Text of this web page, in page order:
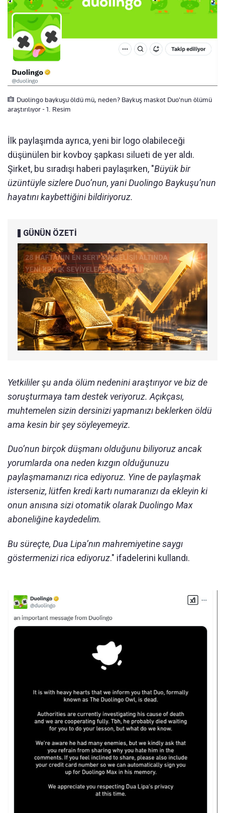
Duolingo baykuşu öldü mü, neden? Baykuş maskot Duo'nun ölümü
araştırılıyor - 1. Resim
İlk paylaşımda ayrıca, yeni bir logo olabileceği
düşünülen bir kovboy şapkası silueti de yer aldı.
Şirket, bu sıradışı haberi paylaşırken, "Büyük bir
üzüntüyle sizlere Duo’nun, yani Duolingo Baykuşu’nun
hayatını kaybettiğini bildiriyoruz.
GÜNÜN ÖZETİ
Yetkililer şu anda ölüm nedenini araştırıyor ve biz de
soruşturmaya tam destek veriyoruz. Açıkçası,
muhtemelen sizin dersinizi yapmanızı beklerken öldü
ama kesin bir şey söyleyemeyiz.
Duo’nun birçok düşmanı olduğunu biliyoruz ancak
yorumlarda ona neden kızgın olduğunuzu
paylaşmamanızı rica ediyoruz. Yine de paylaşmak
isterseniz, lütfen kredi kartı numaranızı da ekleyin ki
onun anısına sizi otomatik olarak Duolingo Max
aboneliğine kaydedelim.
Bu süreçte, Dua Lipa’nın mahremiyetine saygı
göstermenizi rica ediyoruz." ifadelerini kullandı.